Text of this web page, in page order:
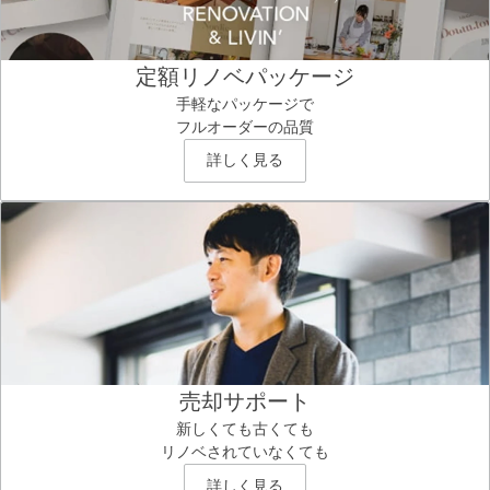
定額リノベパッケージ
手軽なパッケージで
フルオーダーの品質
詳しく見る
売却サポート
新しくても古くても
リノベされていなくても
詳しく見る